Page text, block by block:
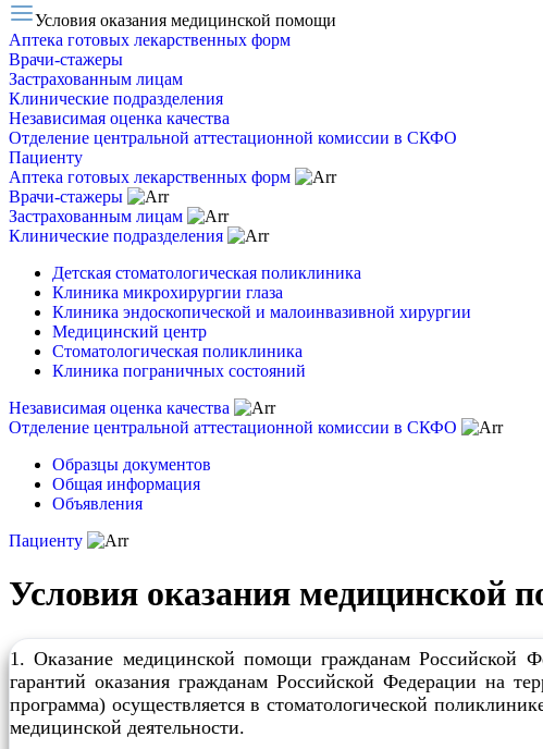
Условия оказания медицинской помощи
Аптека готовых лекарственных форм
Врачи-стажеры
Застрахованным лицам
Клинические подразделения
Независимая оценка качества
Отделение центральной аттестационной комиссии в СКФО
Пациенту
Аптека готовых лекарственных форм
Врачи-стажеры
Застрахованным лицам
Клинические подразделения
Детская стоматологическая поликлиника
Клиника микрохирургии глаза
Клиника эндоскопической и малоинвазивной хирургии
Медицинский центр
Стоматологическая поликлиника
Клиника пограничных состояний
Независимая оценка качества
Отделение центральной аттестационной комиссии в СКФО
Образцы документов
Общая информация
Объявления
Пациенту
Условия оказания медицинской
1. Оказание медицинской помощи гражданам Российской
гарантий оказания гражданам Российской Федерации на
программа) осуществляется в стоматологической
медицинской деятельности.